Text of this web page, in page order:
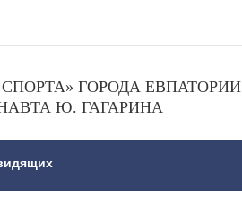
ГОРОДА ЕВПАТОРИИ
Ю. ГАГАРИНА